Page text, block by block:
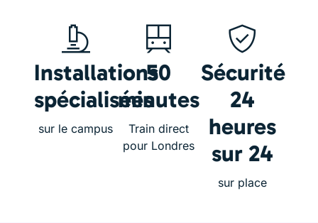
Installations
spécialisées
sur le campus
50
minutes
Train direct
pour Londres
Sécurité
24
heures
sur 24
sur place